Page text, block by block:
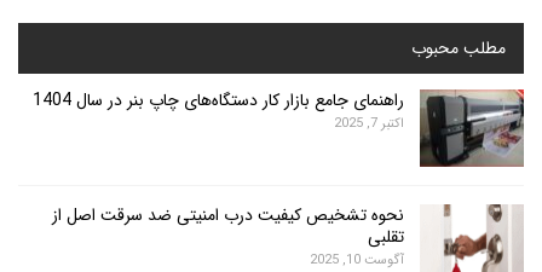
راهنمای جامع بازار کار دستگاه‌های چاپ بنر در سال 1404
اکتبر 7, 2025
نحوه تشخیص کیفیت درب امنیتی ضد سرقت اصل از
تقلبی
آگوست 10, 2025